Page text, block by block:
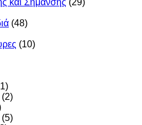
και Σήμανσης (29)
(48)
(10)
(2)
(5)